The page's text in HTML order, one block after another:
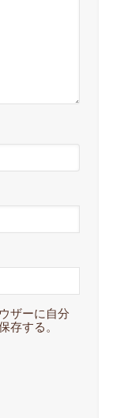
ザーに自分
存する。